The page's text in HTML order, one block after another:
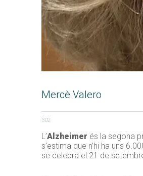
Mercè Valero
302
L’Alzheimer és la segona
s’estima que n’hi ha uns
se celebra el 21 de